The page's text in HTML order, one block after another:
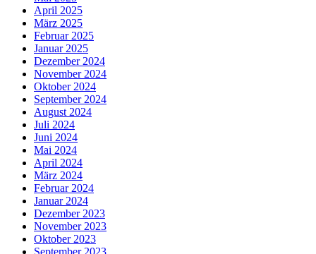
April 2025
März 2025
Februar 2025
Januar 2025
Dezember 2024
November 2024
Oktober 2024
September 2024
August 2024
Juli 2024
Juni 2024
Mai 2024
April 2024
März 2024
Februar 2024
Januar 2024
Dezember 2023
November 2023
Oktober 2023
September 2023